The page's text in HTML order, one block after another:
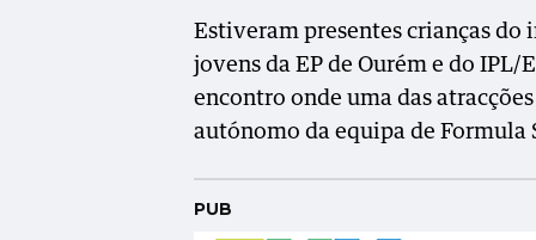
Estiveram presentes crianças do
jovens da EP de Ourém e do
encontro onde uma das
autónomo da equipa de Formula
PUB